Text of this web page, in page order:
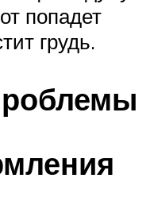
попадет
грудь.